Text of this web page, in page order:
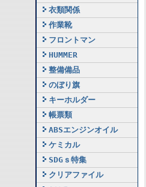
衣類関係
作業靴
フロントマン
HUMMER
整備備品
のぼり旗
キーホルダー
帳票類
ABSエンジンオイル
ケミカル
SDGｓ特集
クリアファイル